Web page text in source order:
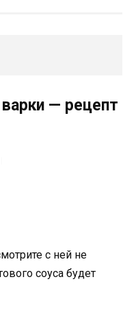
— рецепт
с ней не
соуса будет